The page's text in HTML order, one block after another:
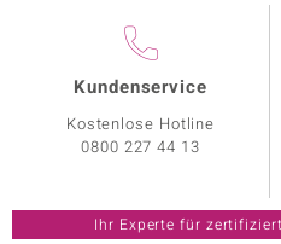
Kundenservice
Kostenlose Hotline
0800 227 44 13
Ihr Experte für